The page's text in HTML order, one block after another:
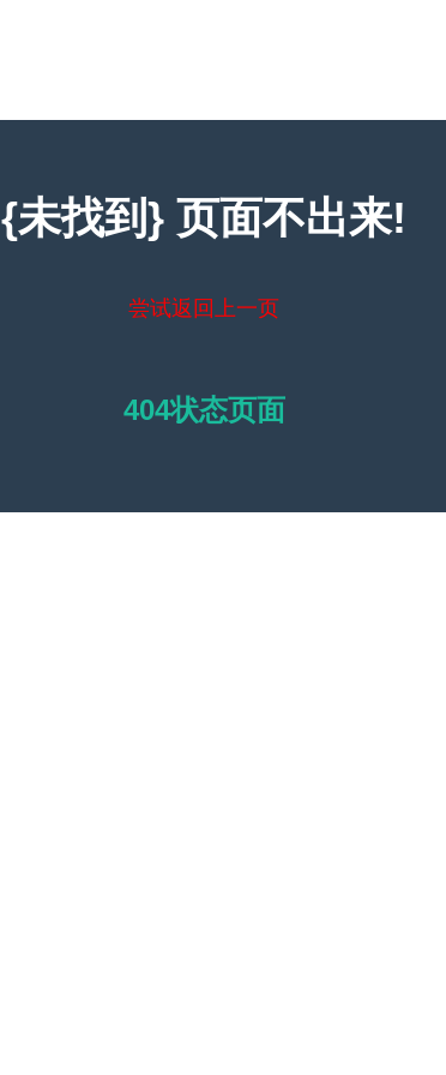
{未找到} 页面不出来!
尝试返回上一页
404状态页面